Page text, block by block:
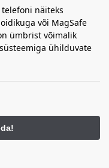
näiteks
või MagSafe
ümbrist võimalik
ühilduvate